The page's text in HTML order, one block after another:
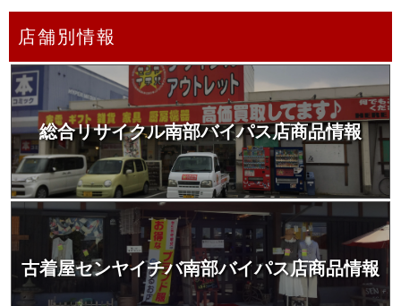
店舗別情報
総合リサイクル南部バイパス店商品情報
古着屋センヤイチバ南部バイパス店商品情報